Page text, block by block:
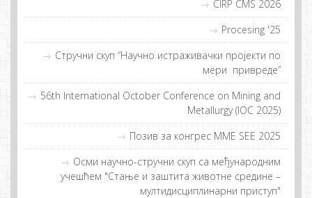
CIRP CMS 2026
Procesing '25
Стручни скуп “Нaучнo истрaживaчки прojeкти пo
мeри приврeдe”
56th International October Conference on Mining and
Metallurgy (IOC 2025)
Позив за конгрес MME SEE 2025
Осми научно-стручни скуп са међународним
учешћем "Стање и заштита животне средине –
мултидисциплинарни приступ"